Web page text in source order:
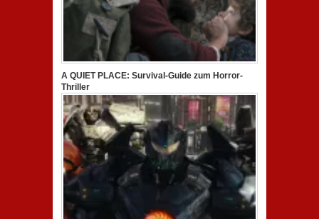
A QUIET PLACE: Survival-Guide zum Horror-
Thriller